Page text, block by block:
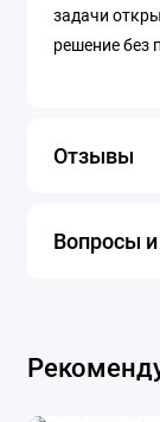
задачи
решение без
Отзывы
Вопросы